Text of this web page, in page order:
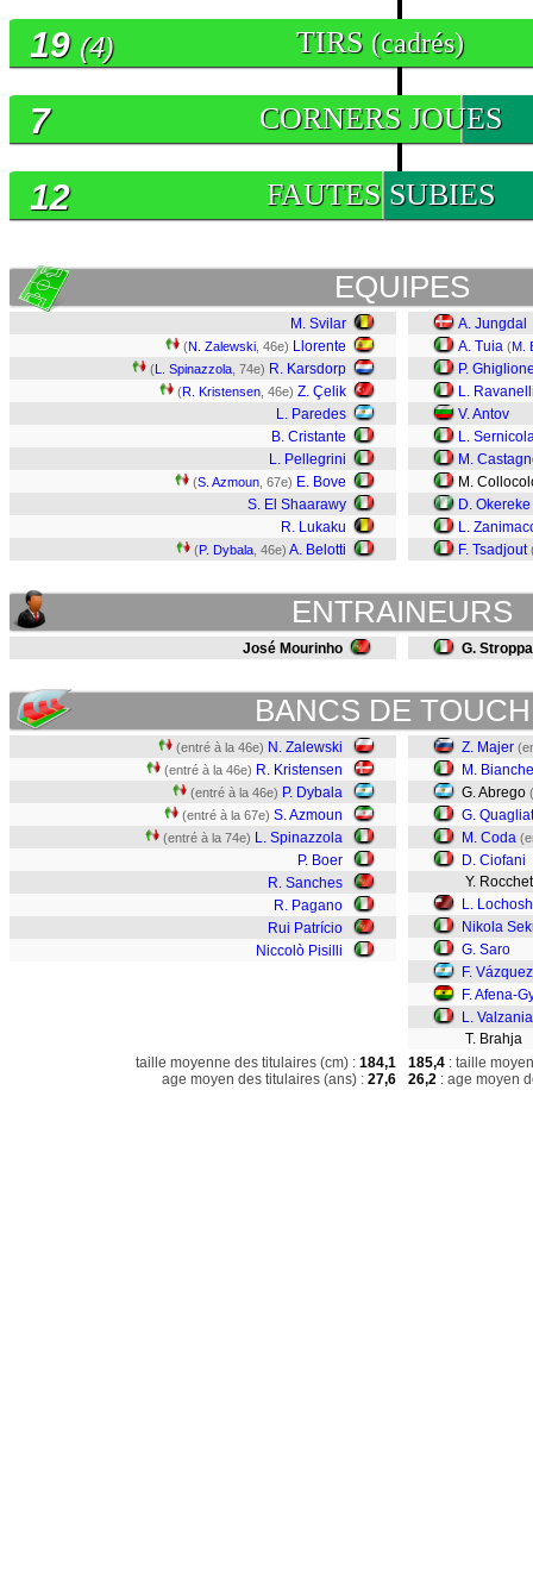
TIRS (cadrés)
19 (4)
CORNERS JOUES
7
FAUTES SUBIES
12
EQUIPES
M. Svilar
(N. Zalewski , 46e) Llorente
(L. Spinazzola , 74e) R. Karsdorp
(R. Kristensen , 46e) Z. Çelik
L. Paredes
B. Cristante
L. Pellegrini
(S. Azmoun , 67e) E. Bove
S. El Shaarawy
R. Lukaku
(P. Dybala , 46e) A. Belotti
A. Jungdal
A. Tuia (M.
P.
L.
V. Antov
L.
M.
M.
D. Okereke
L.
F. Tsadjout
ENTRAINEURS
José Mourinho G. Stroppa
BANCS DE
(entré à la 46e) N. Zalewski
(entré à la 46e) R. Kristensen
(entré à la 46e) P. Dybala
(entré à la 67e) S. Azmoun
(entré à la 74e) L. Spinazzola
P. Boer
R. Sanches
R. Pagano
Rui Patrício
Niccolò Pisilli
Z. Majer
M.
G. Abrego
G.
M. Coda
D. Ciofani
Y.
L.
Nikola
G. Saro
F. Vázquez
F. Afena-
L. Valzania
T. Brahja
taille moyenne des titulaires (cm) : 184,1
age moyen des titulaires (ans) : 27,6
185,4 : taille
26,2 : age moyen